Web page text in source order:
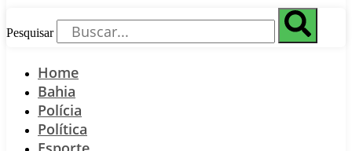
Pesquisar
Home
Bahia
Polícia
Política